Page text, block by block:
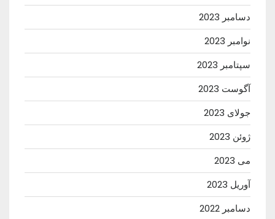
دسامبر 2023
نوامبر 2023
سپتامبر 2023
آگوست 2023
جولای 2023
ژوئن 2023
می 2023
آوریل 2023
دسامبر 2022